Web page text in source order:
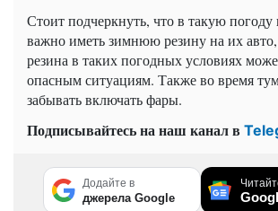
Стоит подчеркнуть, что в такую погоду
важно иметь зимнюю резину на их авто,
резина в таких погодных условиях
опасным ситуациям. Также во время
забывать включать фары.
Подписывайтесь на наш канал в
Додайте в
джерела Google